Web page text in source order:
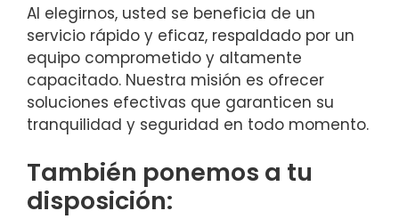
Al elegirnos, usted se beneficia de un
servicio rápido y eficaz, respaldado por un
equipo comprometido y altamente
capacitado. Nuestra misión es ofrecer
soluciones efectivas que garanticen su
tranquilidad y seguridad en todo momento.
También ponemos a tu
disposición: